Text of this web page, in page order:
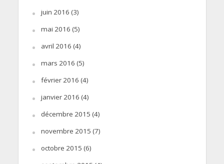
juin 2016 (3)
mai 2016 (5)
avril 2016 (4)
mars 2016 (5)
février 2016 (4)
janvier 2016 (4)
décembre 2015 (4)
novembre 2015 (7)
octobre 2015 (6)